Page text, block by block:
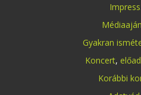
Gyakran
Koncert,
Korábbi